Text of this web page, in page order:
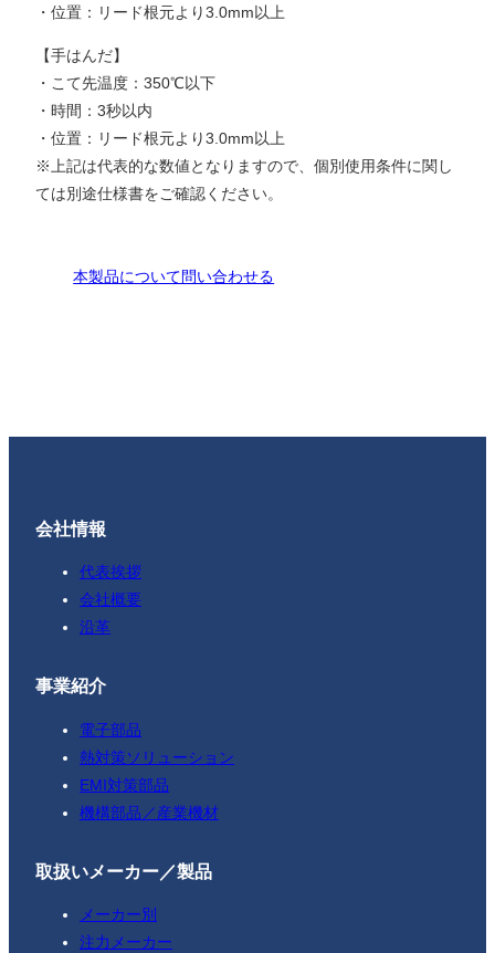
・位置：リード根元より3.0mm以上
【手はんだ】
・こて先温度：350℃以下
・時間：3秒以内
・位置：リード根元より3.0mm以上
※上記は代表的な数値となりますので、個別使用条件に関し
ては別途仕様書をご確認ください。
本製品について問い合わせる
会社情報
代表挨拶
会社概要
沿革
事業紹介
電子部品
熱対策ソリューション
EMI対策部品
機構部品／産業機材
取扱いメーカー／製品
メーカー別
注力メーカー